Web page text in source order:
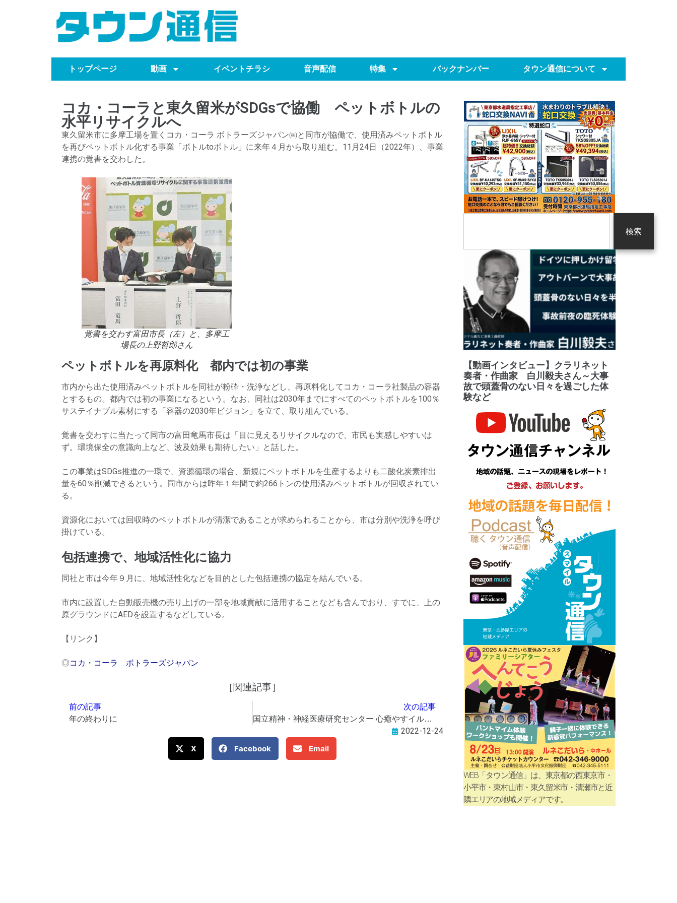
トップページ 動画 イベントチラシ 音声配信 特集 バックナンバー タウン通信について
コカ・コーラと東久留米がSDGsで協働 ペットボトルの
水平リサイクルへ
東久留米市に多摩工場を置くコカ・コーラ ボトラーズジャパン㈱と同市が協働で、使用済みペットボトル
を再びペットボトル化する事業「ボトルtoボトル」に来年４月から取り組む。11月24日（2022年）、事業
連携の覚書を交わした。
覚書を交わす富田市長（左）と、多摩工
場長の上野哲郎さん
ペットボトルを再原料化 都内では初の事業
市内から出た使用済みペットボトルを同社が粉砕・洗浄などし、再原料化してコカ・コーラ社製品の容器
とするもの。都内では初の事業になるという。なお、同社は2030年までにすべてのペットボトルを100％
サステイナブル素材にする「容器の2030年ビジョン」を立て、取り組んでいる。
覚書を交わすに当たって同市の富田竜馬市長は「目に見えるリサイクルなので、市民も実感しやすいは
ず。環境保全の意識向上など、波及効果も期待したい」と話した。
この事業はSDGs推進の一環で、資源循環の場合、新規にペットボトルを生産するよりも二酸化炭素排出
量を60％削減できるという。同市からは昨年１年間で約266トンの使用済みペットボトルが回収されてい
る。
資源化においては回収時のペットボトルが清潔であることが求められることから、市は分別や洗浄を呼び
掛けている。
包括連携で、地域活性化に協力
同社と市は今年９月に、地域活性化などを目的とした包括連携の協定を結んでいる。
市内に設置した自動販売機の売り上げの一部を地域貢献に活用することなども含んでおり、すでに、上の
原グラウンドにAEDを設置するなどしている。
【リンク】
◎コカ・コーラ ボトラーズジャパン
［関連記事］
前の記事
年の終わりに
次の記事
国立精神・神経医療研究センター 心癒やすイルミネーション
2022-12-24
X
Facebook Email
検索
【動画インタビュー】クラリネット
奏者・作曲家 白川毅夫さん～大事
故で頭蓋骨のない日々を過ごした体
験など
WEB「タウン通信」は、東京都の西東京市・
小平市・東村山市・東久留米市・清瀬市と近
隣エリアの地域メディアです。